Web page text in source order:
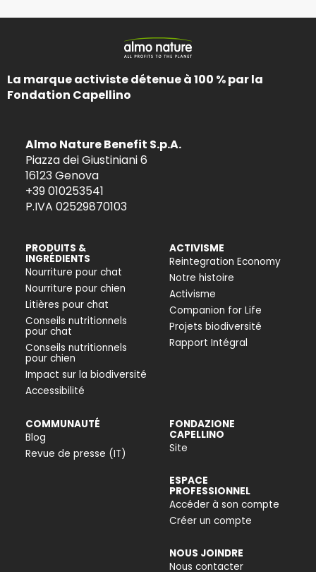
La marque activiste détenue à 100 % par la
Fondation Capellino
Almo Nature Benefit S.p.A.
Piazza dei Giustiniani 6
16123 Genova
+39 010253541
P.IVA 02529870103
PRODUITS &
INGRÉDIENTS
Nourriture pour chat
Nourriture pour chien
Litières pour chat
Conseils nutritionnels
pour chat
Conseils nutritionnels
pour chien
Impact sur la biodiversité
Accessibilité
ACTIVISME
Reintegration Economy
Notre histoire
Activisme
Companion for Life
Projets biodiversité
Rapport Intégral
COMMUNAUTÉ
Blog
Revue de presse (IT)
FONDAZIONE
CAPELLINO
Site
ESPACE
PROFESSIONNEL
Accéder à son compte
Créer un compte
NOUS JOINDRE
Nous contacter